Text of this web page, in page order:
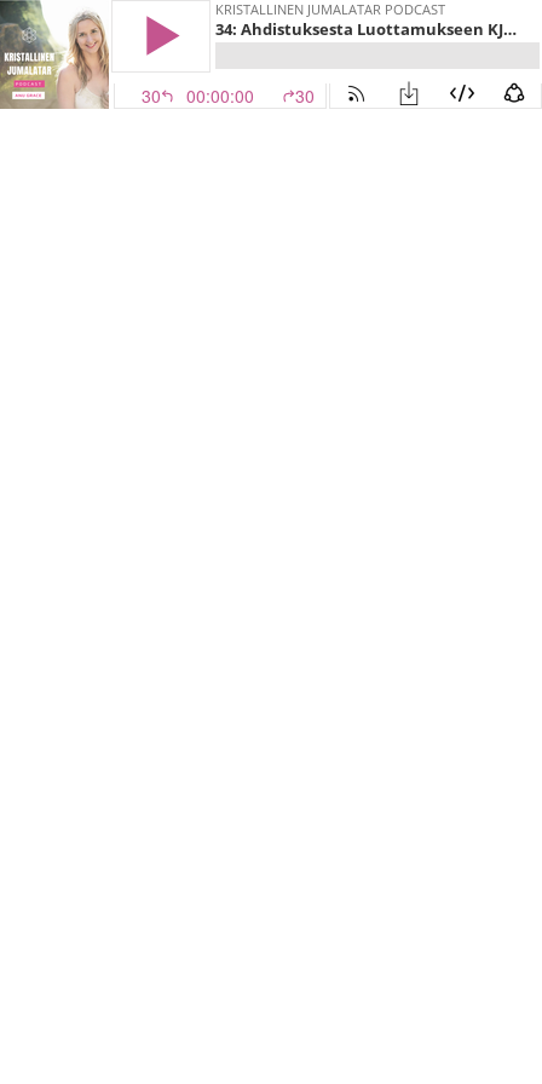
KRISTALLINEN JUMALATAR PODCAST
34: Ahdistuksesta Luottamukseen KJA:n avullla (Vieraana Aino Roiha)
30 00:00:00 30